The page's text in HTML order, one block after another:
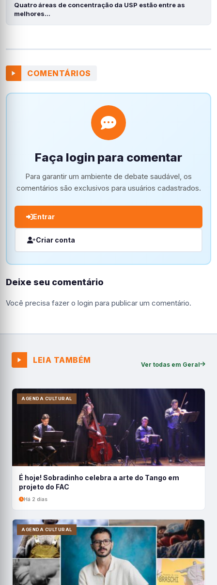
Quatro áreas de concentração da USP estão entre as
melhores…
COMENTÁRIOS
Faça login para comentar
Para garantir um ambiente de debate saudável, os
comentários são exclusivos para usuários cadastrados.
Entrar
Criar conta
Deixe seu comentário
Você precisa fazer o login para publicar um comentário.
LEIA TAMBÉM Ver todas em Geral
AGENDA CULTURAL
É hoje! Sobradinho celebra a arte do Tango em
projeto do FAC
Há 2 dias
AGENDA CULTURAL